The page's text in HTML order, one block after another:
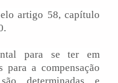
artigo 58, capítulo
para se ter em
para a compensação